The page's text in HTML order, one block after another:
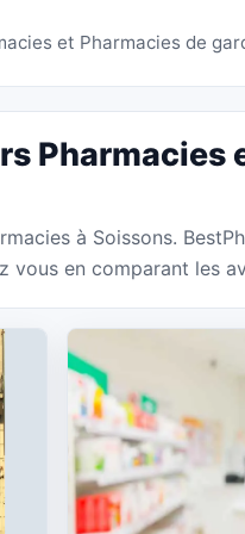
et Pharmacies de
Pharmacies
à Soissons.
vous en comparant les